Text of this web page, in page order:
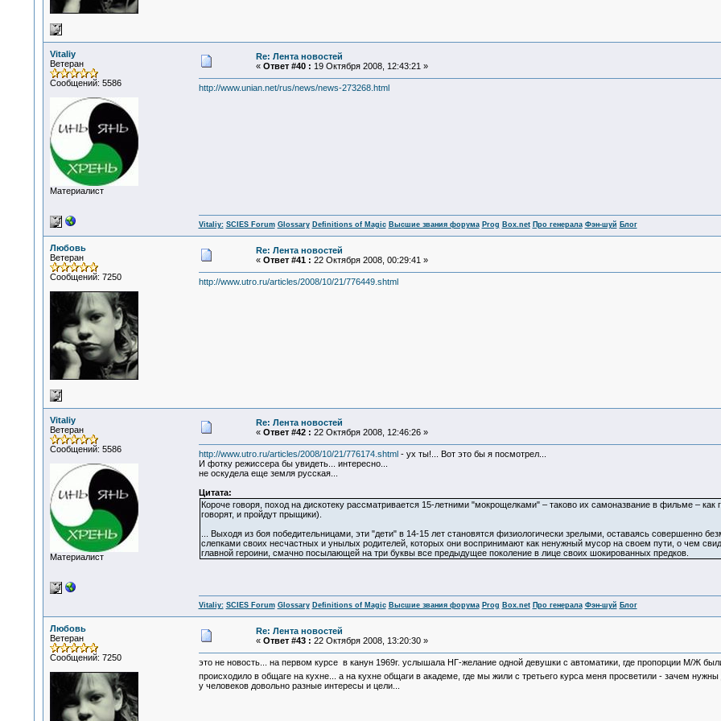
Vitaliy
Ветеран
Сообщений: 5586
Материалист
Re: Лента новостей
« Ответ #40 : 19 Октября 2008, 12:43:21 »
http://www.unian.net/rus/news/news-273268.html
Vitaliy: SCIES Forum Glossary Definitions of Magic Высшие звания форума Prog Box.net Про генерала Фэн-шуй Блог
Любовь
Ветеран
Сообщений: 7250
Re: Лента новостей
« Ответ #41 : 22 Октября 2008, 00:29:41 »
http://www.utro.ru/articles/2008/10/21/776449.shtml
Vitaliy
Ветеран
Сообщений: 5586
Материалист
Re: Лента новостей
« Ответ #42 : 22 Октября 2008, 12:46:26 »
http://www.utro.ru/articles/2008/10/21/776174.shtml - ух ты!... Вот это бы я посмотрел...
И фотку режиссера бы увидеть... интересно...
не оскудела еще земля русская...
Цитата:
Короче говоря, поход на дискотеку рассматривается 15-летними "мокрощелками" – таково их самоназвание в фильме –
говорят, и пройдут прыщики).
... Выходя из боя победительницами, эти "дети" в 14-15 лет становятся физиологически зрелыми, оставаясь совершенно
слепками своих несчастных и унылых родителей, которых они воспринимают как ненужный мусор на своем пути, о чем
главной героини, смачно посылающей на три буквы все предыдущее поколение в лице своих шокированных предков.
Vitaliy: SCIES Forum Glossary Definitions of Magic Высшие звания форума Prog Box.net Про генерала Фэн-шуй Блог
Любовь
Ветеран
Сообщений: 7250
Re: Лента новостей
« Ответ #43 : 22 Октября 2008, 13:20:30 »
это не новость... на первом курсе в канун 1969г. услышала НГ-желание одной девушки с автоматики, где пропорции М/Ж
происходило в общаге на кухне... а на кухне общаги в академе, где мы жили с третьего курса меня просветили - зачем
у человеков довольно разные интересы и цели...